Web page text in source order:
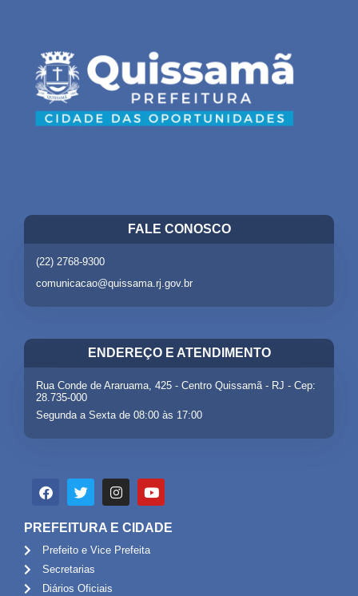
FALE CONOSCO
(22) 2768-9300
comunicacao@quissama.rj.gov.br
ENDEREÇO E ATENDIMENTO
Rua Conde de Araruama, 425 - Centro Quissamã - RJ - Cep:
28.735-000
Segunda a Sexta de 08:00 às 17:00
PREFEITURA E CIDADE
Prefeito e Vice Prefeita
Secretarias
Diários Oficiais